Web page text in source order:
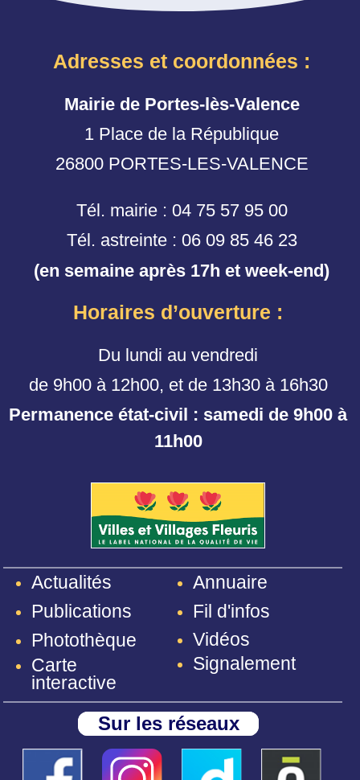
Adresses et coordonnées :
Mairie de Portes-lès-Valence
1 Place de la République
26800 PORTES-LES-VALENCE
Tél. mairie : 04 75 57 95 00
Tél. astreinte : 06 09 85 46 23
(en semaine après 17h et week-end)
Horaires d’ouverture :
Du lundi au vendredi
de 9h00 à 12h00, et de 13h30 à 16h30
Permanence état-civil : samedi de 9h00 à
11h00
Actualités
Publications
Photothèque
Carte
interactive
Annuaire
Fil d'infos
Vidéos
Signalement
Sur les réseaux